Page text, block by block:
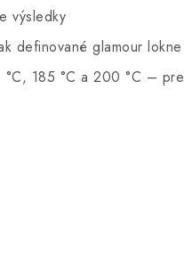
výsledky
definované glamour lokne
°C, 185 °C a 200 °C – pre